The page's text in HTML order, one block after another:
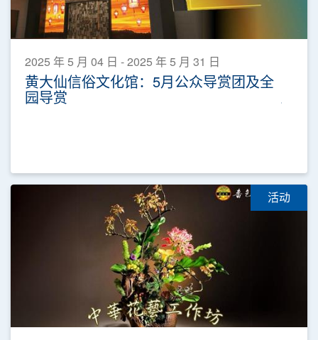
2025 年 5 月 04 日 - 2025 年 5 月 31 日
黄大仙信俗文化馆：5月公众导赏团及全
园导赏
活动